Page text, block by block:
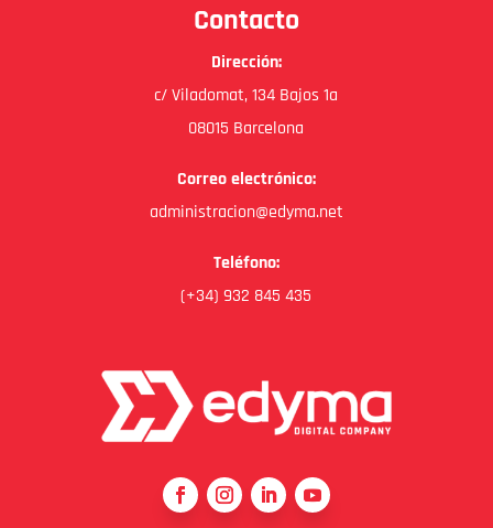
Contacto
Dirección:
c/ Viladomat, 134 Bajos 1a
08015 Barcelona
Correo electrónico:
administracion@edyma.net
Teléfono:
(+34) 932 845 435